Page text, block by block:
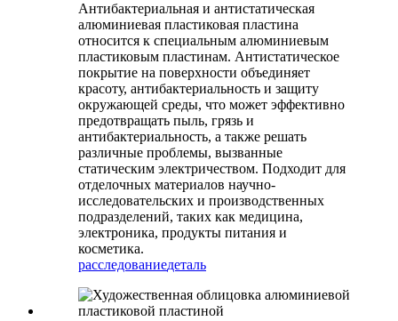
Антибактериальная и антистатическая
алюминиевая пластиковая пластина
относится к специальным алюминиевым
пластиковым пластинам. Антистатическое
покрытие на поверхности объединяет
красоту, антибактериальность и защиту
окружающей среды, что может эффективно
предотвращать пыль, грязь и
антибактериальность, а также решать
различные проблемы, вызванные
статическим электричеством. Подходит для
отделочных материалов научно-
исследовательских и производственных
подразделений, таких как медицина,
электроника, продукты питания и
косметика.
расследованиедеталь